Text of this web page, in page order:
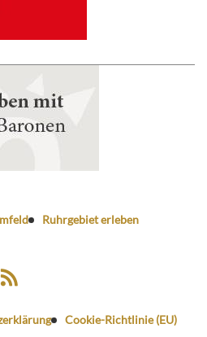
Ruhrgebiet erleben
Cookie-Richtlinie (EU)